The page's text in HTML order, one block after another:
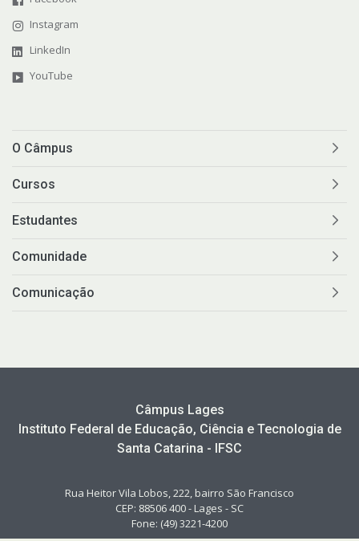
Instagram
LinkedIn
YouTube
O Câmpus
Cursos
Estudantes
Comunidade
Comunicação
Câmpus Lages
Instituto Federal de Educação, Ciência e Tecnologia de
Santa Catarina - IFSC
Rua Heitor Vila Lobos, 222, bairro São Francisco
CEP: 88506 400 - Lages - SC
Fone: (49) 3221-4200